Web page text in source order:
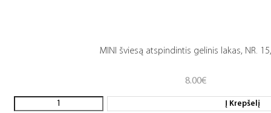
MINI šviesą atspindintis gelinis lakas, NR.
8.00€
Į Krepšelį